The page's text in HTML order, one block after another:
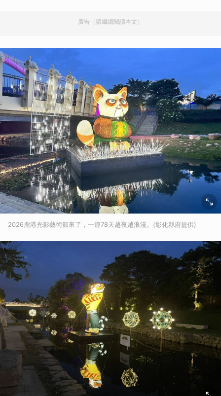
廣告（請繼續閱讀本文）
2026鹿港光影藝術節來了，一連78天越夜越浪漫。(彰化縣府提供)